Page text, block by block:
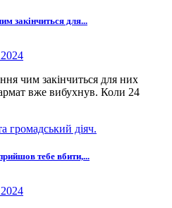
закінчиться для...
чим закінчиться для них
вже вибухнув. Коли 24
громадський діяч.
тебе вбити,...